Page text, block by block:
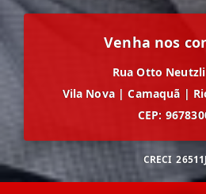
Venha nos
Rua Otto
Vila Nova | Camaquã |
CEP:
CRECI 26511J